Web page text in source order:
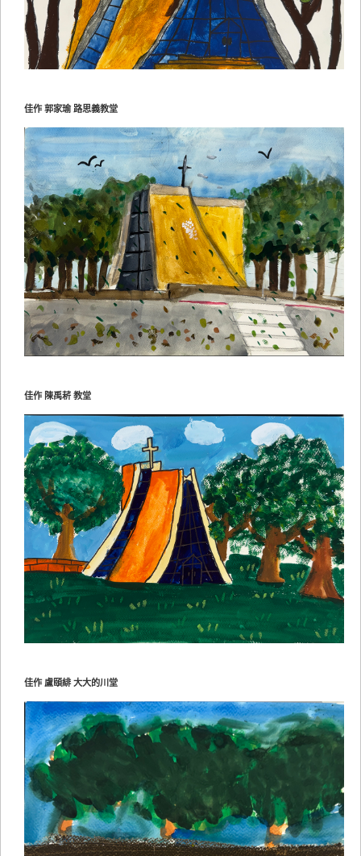
佳作 郭家瑜 路思義教堂
佳作 陳禹菥 教堂
佳作 盧頤緋 大大的川堂